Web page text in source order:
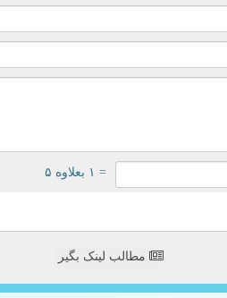
= ۱ بعلاوه ۵
مطالب لینک بگیر